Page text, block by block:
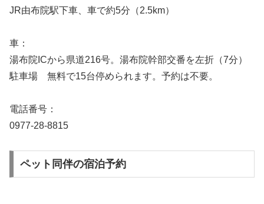
JR由布院駅下車、車で約5分（2.5km）
車：
湯布院ICから県道216号。湯布院幹部交番を左折（7分）
駐車場 無料で15台停められます。予約は不要。
電話番号：
0977-28-8815
ペット同伴の宿泊予約